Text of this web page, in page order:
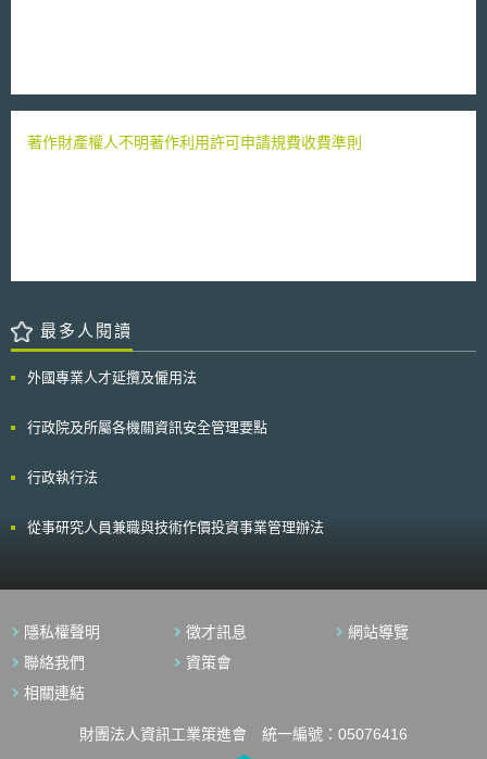
著作財產權人不明著作利用許可申請規費收費準則
最多人閱讀
外國專業人才延攬及僱用法
行政院及所屬各機關資訊安全管理要點
行政執行法
從事研究人員兼職與技術作價投資事業管理辦法
隱私權聲明 徵才訊息
網站導覽
聯絡我們
資策會
相關連結
財團法人資訊工業策進會 統一編號：05076416